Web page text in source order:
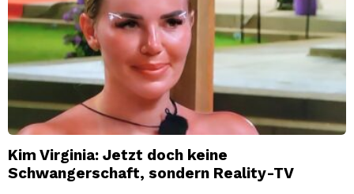
Kim Virginia: Jetzt doch keine
Schwangerschaft, sondern Reality-TV